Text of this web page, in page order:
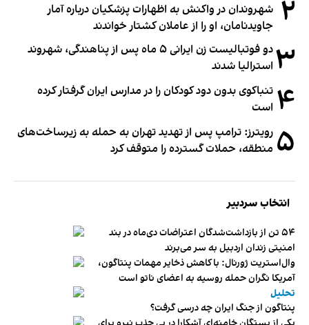
۲ شهروندان در واکنش به اظهارات پزشکیان درباره آمار
جاویدنامان، او را از عاملان کشتار خواندند
۳
دو فوتبالیست زن ایرانی ۵ ماه پس از پناهندگی، شهروند
استرالیا شدند
۴ تنباکوی بدون دود کودکان را در مدارس ایران گرفتار کرده
است
۵ رویترز: ترامپ پس از تهدید تهران به حمله به زیرساخت‌های
منطقه، حملات گسترده را متوقف کرد
انتخاب سردبیر
۵۴ تن از بازداشت‌شدگان اعتراضات دی‌ماه در بند
امنیتی زندان اردبیل به سر می‌برند
وال‌استریت ژورنال: با کاهش ذخایر مهمات پنتاگون،
آمریکا نگران حمله روسیه به اعضای ناتو‌ است
تحلیل
پنتاگون از جنگ ایران چه درسی گرفت؟